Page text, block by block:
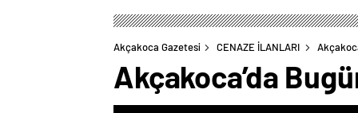
Akçakoca Gazetesi CENAZE İLANLARI
Akçakoca’da